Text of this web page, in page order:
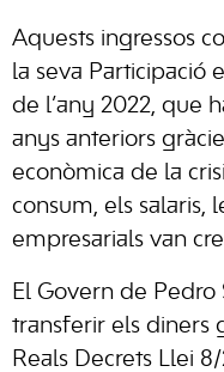
Aquests ingressos
la seva Participació
de l’any 2022, que
anys anteriors
econòmica de la
consum, els salaris,
empresarials van
El Govern de Pedro
transferir els diners
Reals Decrets Llei